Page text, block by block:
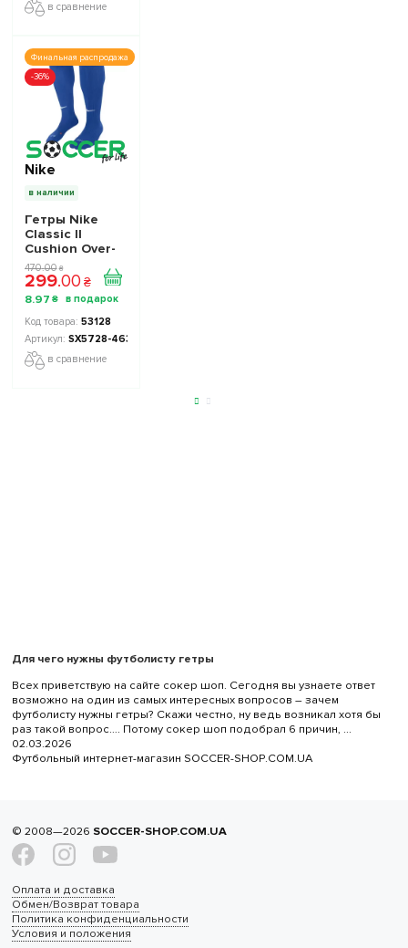
в сравнение
Финальная распродажа
-36%
Nike
в наличии
Гетры Nike
Classic II
Cushion Over-
the-Calf
SX5728-463 -
Официальная
Продукция
470.00 ₴
299.00 ₴
8.97 ₴
53128
SX5728-463
в сравнение
Для чего нужны футболисту гетры
Всех приветствую на сайте сокер шоп. Сегодня вы узнаете ответ
возможно на один из самых интересных вопросов – зачем
футболисту нужны гетры? Скажи честно, ну ведь возникал хотя бы
раз такой вопрос…. Потому сокер шоп подобрал 6 причин, ...
02.03.2026
Футбольный интернет-магазин SOCCER-SHOP.COM.UA
© 2008—2026 SOCCER-SHOP.COM.UA
Оплата и доставка
Обмен/Возврат товара
Политика конфиденциальности
Условия и положения